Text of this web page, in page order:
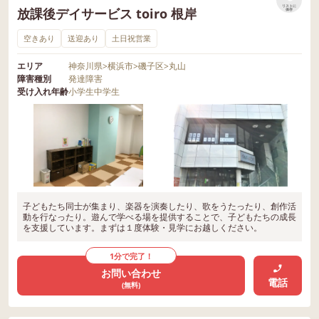
放課後デイサービス toiro 根岸
リストに
保存
空きあり 送迎あり 土日祝営業
エリア 神奈川県>横浜市>磯子区>丸山
障害種別
発達障害
受け入れ年齢小学生中学生
子どもたち同士が集まり、楽器を演奏したり、歌をうたったり、創作活
動を行なったり。遊んで学べる場を提供することで、子どもたちの成長
を支援しています。まずは１度体験・見学にお越しください。
1分で完了！
お問い合わせ
(無料) 電話